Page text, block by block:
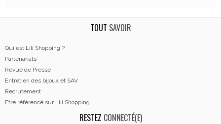
TOUT SAVOIR
Qui est Lili Shopping ?
Partenariats
Revue de Presse
Entretien des bijoux et SAV
Recrutement
Etre référencé sur Lili Shopping
RESTEZ CONNECTÉ(E)